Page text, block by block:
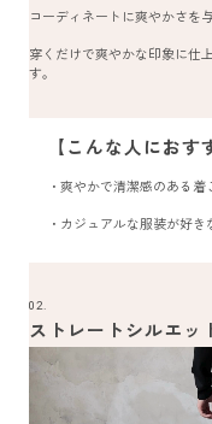
コーディネートに爽やかさを
穿くだけで爽やかな印象に仕
す。
【こんな人におす
・爽やかで清潔感のある
・カジュアルな服装が好き
02.
ストレートシルエッ